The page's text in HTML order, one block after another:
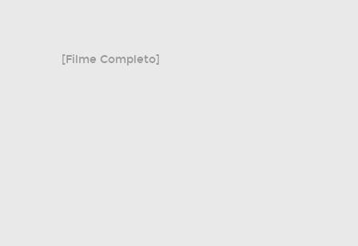
[Filme Completo]